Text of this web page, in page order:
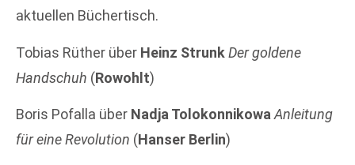
aktuellen Büchertisch.
Tobias Rüther über Heinz StrunkDer goldene
Handschuh (Rowohlt)
Boris Pofalla über Nadja Tolokonnikowa Anleitung
für eine Revolution (Hanser Berlin)